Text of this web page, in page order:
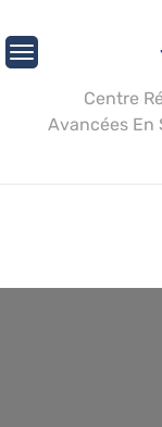
Centre
Avancées En